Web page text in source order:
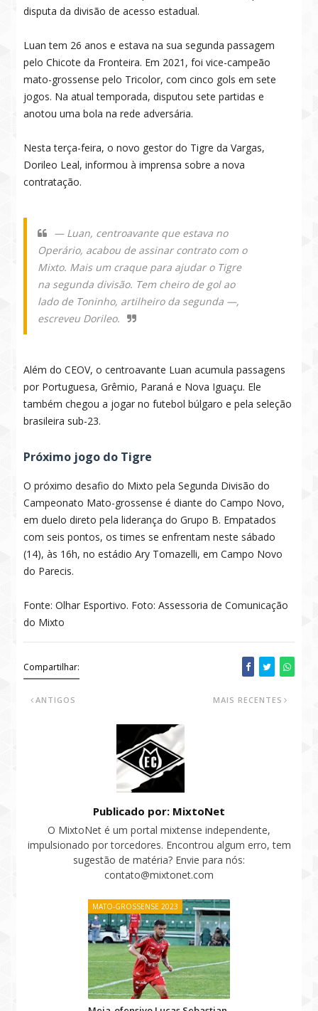
disputa da divisão de acesso estadual.
Luan tem 26 anos e estava na sua segunda passagem
pelo Chicote da Fronteira. Em 2021, foi vice-campeão
mato-grossense pelo Tricolor, com cinco gols em sete
jogos. Na atual temporada, disputou sete partidas e
anotou uma bola na rede adversária.
Nesta terça-feira, o novo gestor do Tigre da Vargas,
Dorileo Leal, informou à imprensa sobre a nova
contratação.
— Luan, centroavante que estava no
Operário, acabou de assinar contrato com o
Mixto. Mais um craque para ajudar o Tigre
na segunda divisão. Tem cheiro de gol ao
lado de Toninho, artilheiro da segunda —,
escreveu Dorileo.
Além do CEOV, o centroavante Luan acumula passagens
por Portuguesa, Grêmio, Paraná e Nova Iguaçu. Ele
também chegou a jogar no futebol búlgaro e pela seleção
brasileira sub-23.
Próximo jogo do Tigre
O próximo desafio do Mixto pela Segunda Divisão do
Campeonato Mato-grossense é diante do Campo Novo,
em duelo direto pela liderança do Grupo B. Empatados
com seis pontos, os times se enfrentam neste sábado
(14), às 16h, no estádio Ary Tomazelli, em Campo Novo
do Parecis.
Fonte: Olhar Esportivo. Foto: Assessoria de Comunicação
do Mixto
Compartilhar:
MAIS RECENTES
ANTIGOS
Publicado por: MixtoNet
O MixtoNet é um portal mixtense independente,
impulsionado por torcedores. Encontrou algum erro, tem
sugestão de matéria? Envie para nós:
contato@mixtonet.com
MATO-GROSSENSE 2023